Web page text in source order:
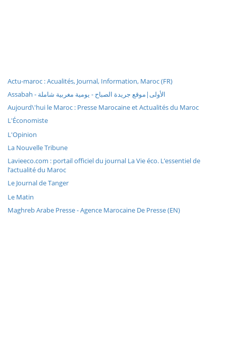
Actu-maroc : Acualités, Journal, Information, Maroc (FR)
Assabah - الأولى|موقع جريدة الصباح - يومية مغربية شاملة
Aujourd\'hui le Maroc : Presse Marocaine et Actualités du Maroc
L'Économiste
L'Opinion
La Nouvelle Tribune
Lavieeco.com : portail officiel du journal La Vie éco. L’essentiel de
l’actualité du Maroc
Le Journal de Tanger
Le Matin
Maghreb Arabe Presse - Agence Marocaine De Presse (EN)